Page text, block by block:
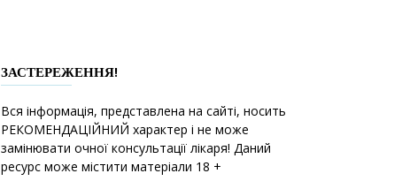
ЗАСТЕРЕЖЕННЯ!
Вся інформація, представлена на сайті, носить
РЕКОМЕНДАЦІЙНИЙ характер і не може
замінювати очної консультації лікаря! Даний
ресурс може містити матеріали 18 +